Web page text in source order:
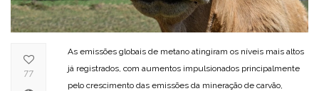
As emissões globais de metano atingiram os níveis mais altos
já registrados, com aumentos impulsionados principalmente
pelo crescimento das emissões da mineração de carvão,
77